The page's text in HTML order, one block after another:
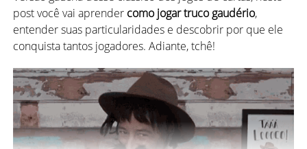
em 2002.
post você vai aprender como jogar truco gaudério,
entender suas particularidades e descobrir por que ele
conquista tantos jogadores. Adiante, tchê!